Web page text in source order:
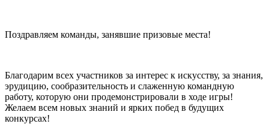
Поздравляем команды, занявшие призовые места!
Благодарим всех участников за интерес к искусству, за знания,
эрудицию, сообразительность и слаженную командную
работу, которую они продемонстрировали в ходе игры!
Желаем всем новых знаний и ярких побед в будущих
конкурсах!